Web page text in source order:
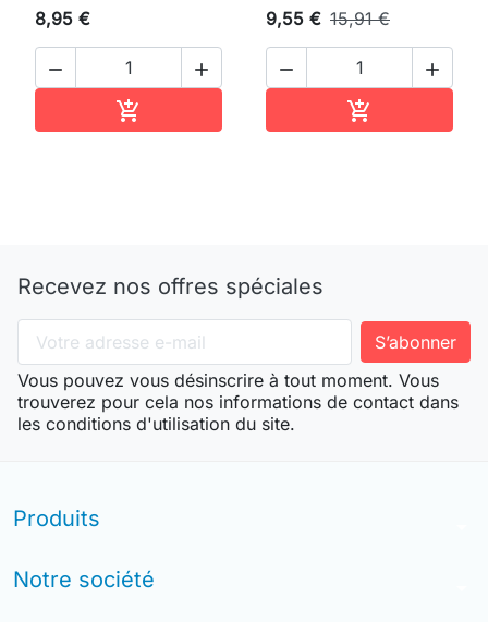
8,95 €
 

9,55 € 15,91 €
 

Recevez nos offres spéciales
Vous pouvez vous désinscrire à tout moment. Vous
trouverez pour cela nos informations de contact dans
les conditions d'utilisation du site.
Produits
Notre société